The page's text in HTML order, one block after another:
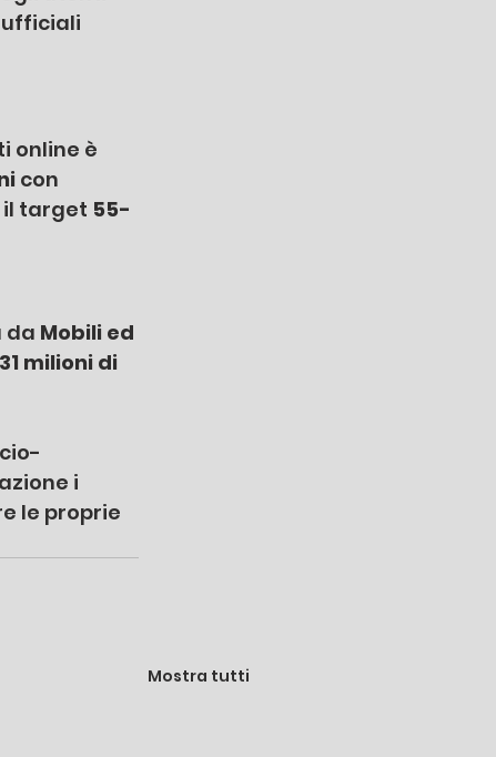
online è
con
il target 55-
da Mobili ed
milioni di
i
le proprie
Mostra tutti